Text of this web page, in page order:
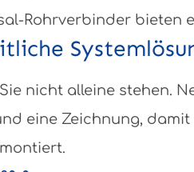
Rohrverbinder bieten
nicht alleine stehen.
eine Zeichnung,